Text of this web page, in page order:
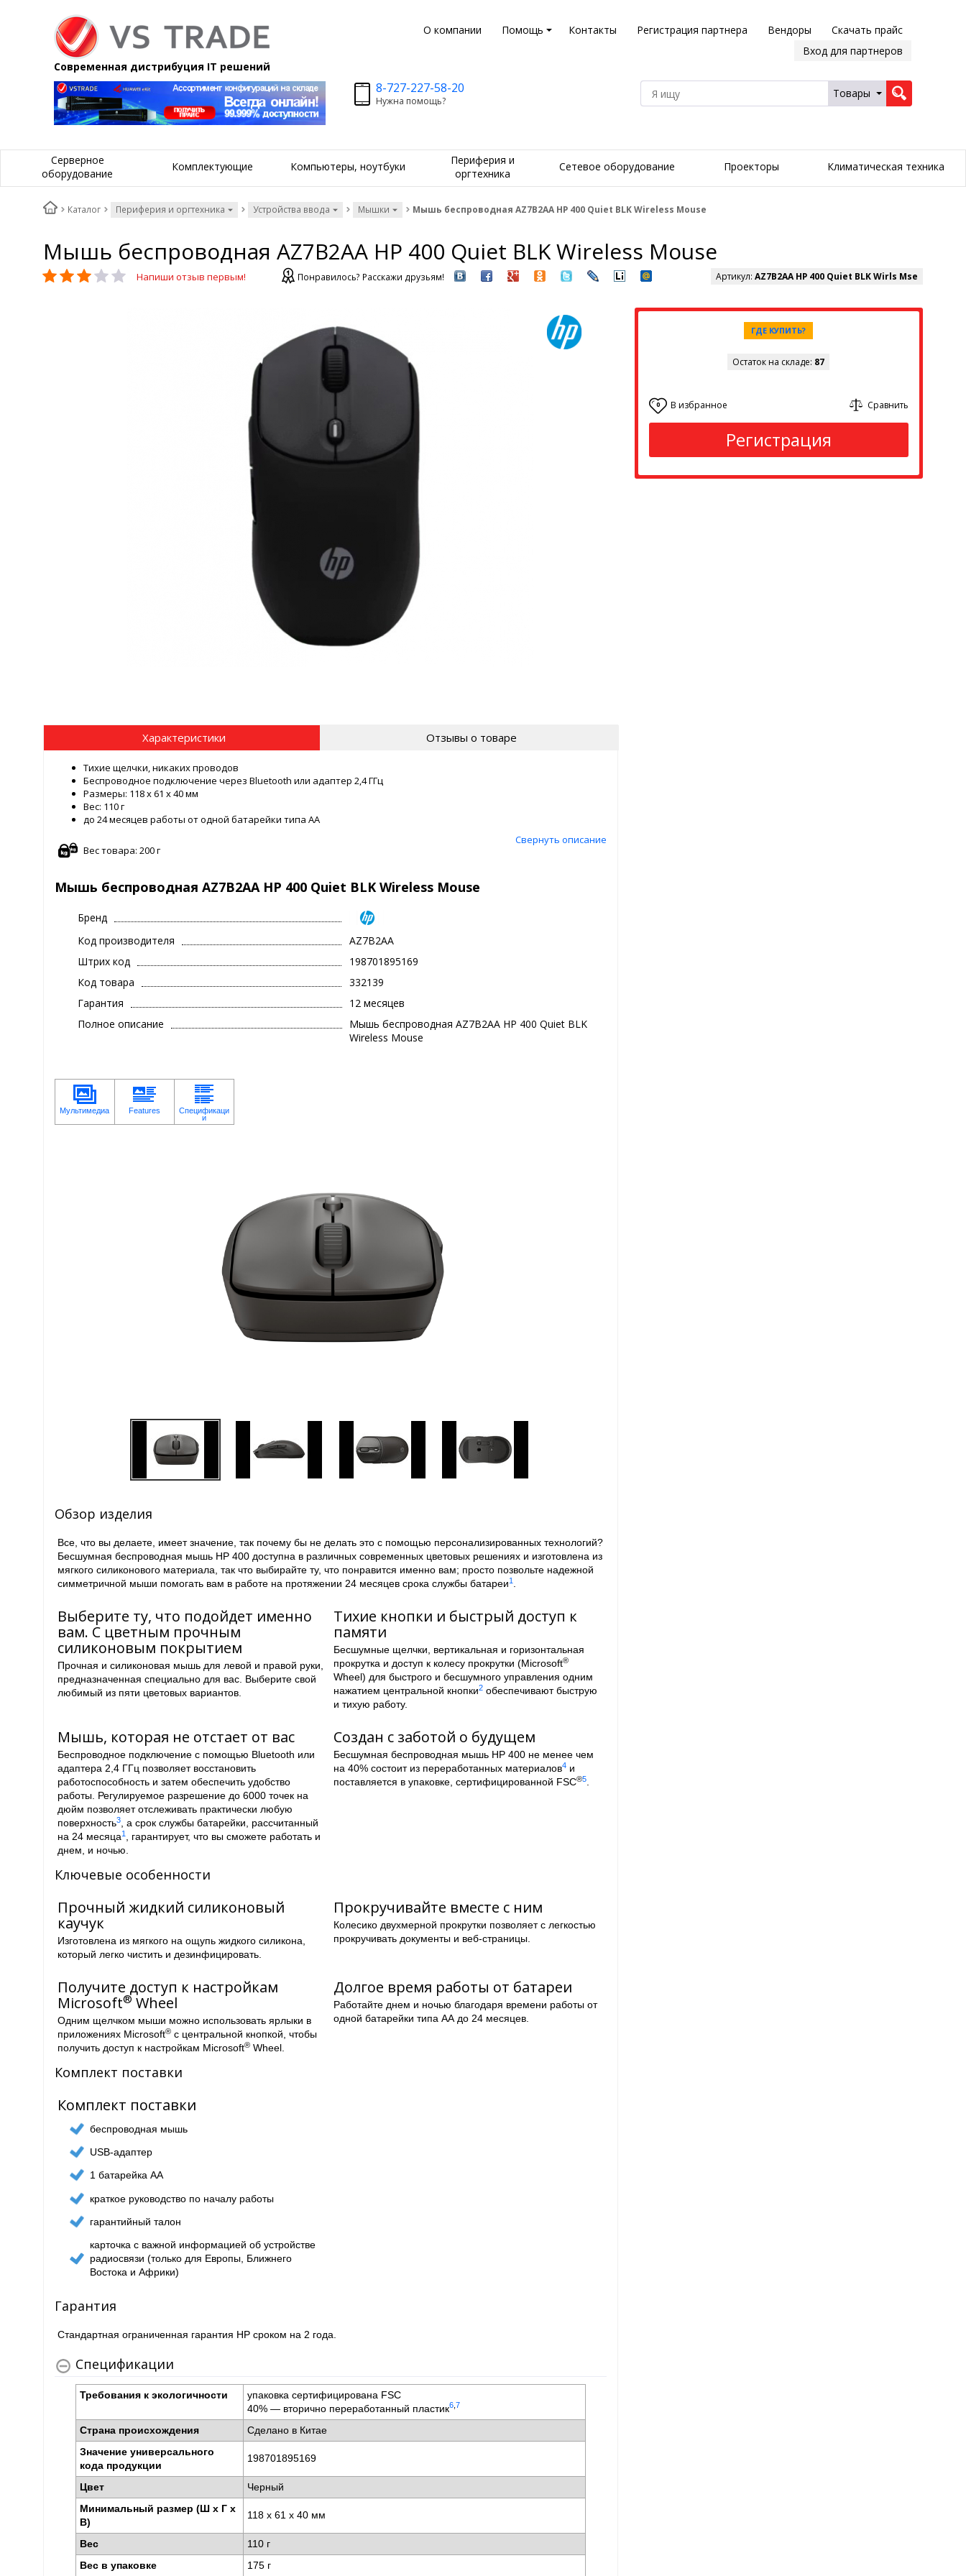
О компании Помощь Контакты Регистрация партнера Вендоры
Скачать прайс
Вход для партнеров
Современная дистрибуция IT решений
8-727-227-58-20
Нужна помощь?
Товары
Серверное
оборудование
Комплектующие Компьютеры, ноутбуки
Периферия и
оргтехника
Сетевое оборудование Проекторы Климатическая техника
Каталог Периферия и оргтехника Устройства ввода Мышки Mышь беспроводная AZ7B2AA HP 400 Quiet BLK Wireless Mouse
Mышь беспроводная AZ7B2AA HP 400 Quiet BLK Wireless Mouse
Напиши отзыв первым! Понравилось? Расскажи друзьям! Артикул: AZ7B2AA HP 400 Quiet BLK Wirls Mse
ГДЕ КУПИТЬ?
Остаток на складе: 87
0 В избранное Сравнить
Регистрация
Характеристики Отзывы о товаре
Тихие щелчки, никаких проводов
Беспроводное подключение через Bluetooth или адаптер 2,4 ГГц
Размеры: 118 x 61 x 40 мм
Вес: 110 г
до 24 месяцев работы от одной батарейки типа АА
Свернуть описание
Вес товара: 200 г
Mышь беспроводная AZ7B2AA HP 400 Quiet BLK Wireless Mouse
Бренд
Код производителя
AZ7B2AA
Штрих код
198701895169
Код товара
332139
Гарантия
12 месяцев
Полное описание
Mышь беспроводная AZ7B2AA HP 400 Quiet BLK
Wireless Mouse
Обзор изделия
Все, что вы делаете, имеет значение, так почему бы не делать это с помощью персонализированных технологий?
Бесшумная беспроводная мышь HP 400 доступна в различных современных цветовых решениях и изготовлена из
мягкого силиконового материала, так что выбирайте ту, что понравится именно вам; просто позвольте надежной
симметричной мыши помогать вам в работе на протяжении 24 месяцев срока службы батареи1 .
Выберите ту, что подойдет именно
вам. С цветным прочным
силиконовым покрытием
Прочная и силиконовая мышь для левой и правой руки,
предназначенная специально для вас. Выберите свой
любимый из пяти цветовых вариантов.
Тихие кнопки и быстрый доступ к
памяти
Бесшумные щелчки, вертикальная и горизонтальная
прокрутка и доступ к колесу прокрутки (Microsoft®
Wheel) для быстрого и бесшумного управления одним
нажатием центральной кнопки2 обеспечивают быструю
и тихую работу.
Мышь, которая не отстает от вас
Беспроводное подключение с помощью Bluetooth или
адаптера 2,4 ГГц позволяет восстановить
работоспособность и затем обеспечить удобство
работы. Регулируемое разрешение до 6000 точек на
дюйм позволяет отслеживать практически любую
поверхность3, а срок службы батарейки, рассчитанный
на 24 месяца1 , гарантирует, что вы сможете работать и
днем, и ночью.
Создан с заботой о будущем
Бесшумная беспроводная мышь HP 400 не менее чем
на 40% состоит из переработанных материалов4 и
поставляется в упаковке, сертифицированной FSC®5.
Ключевые особенности
Прочный жидкий силиконовый
каучук
Изготовлена из мягкого на ощупь жидкого силикона,
который легко чистить и дезинфицировать.
Прокручивайте вместе с ним
Колесико двухмерной прокрутки позволяет с легкостью
прокручивать документы и веб-страницы.
Получите доступ к настройкам
Microsoft® Wheel
Одним щелчком мыши можно использовать ярлыки в
приложениях Microsoft® с центральной кнопкой, чтобы
получить доступ к настройкам Microsoft® Wheel.
Долгое время работы от батареи
Работайте днем и ночью благодаря времени работы от
одной батарейки типа АА до 24 месяцев.
Комплект поставки
Комплект поставки
беспроводная мышь
USB-адаптер
1 батарейка AA
краткое руководство по началу работы
гарантийный талон
карточка с важной информацией об устройстве
радиосвязи (только для Европы, Ближнего
Востока и Африки)
Гарантия
Стандартная ограниченная гарантия HP сроком на 2 года.
Спецификации
Требования к экологичности
упаковка сертифицирована FSC
40% — вторично переработанный пластик6 7
Страна происхождения
Сделано в Китае
Значение универсального
кода продукции
198701895169
Цвет
Черный
Минимальный размер (Ш x Г x
В)
118 x 61 x 40 мм
Вес
110 г
Вес в упаковке
175 г